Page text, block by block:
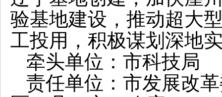
验基地建设，推动超大
工投用，积极谋划深地
牵头单位：市科技局
责任单位：市发展改